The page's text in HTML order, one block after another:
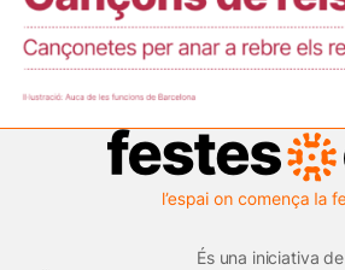
És una iniciativa de